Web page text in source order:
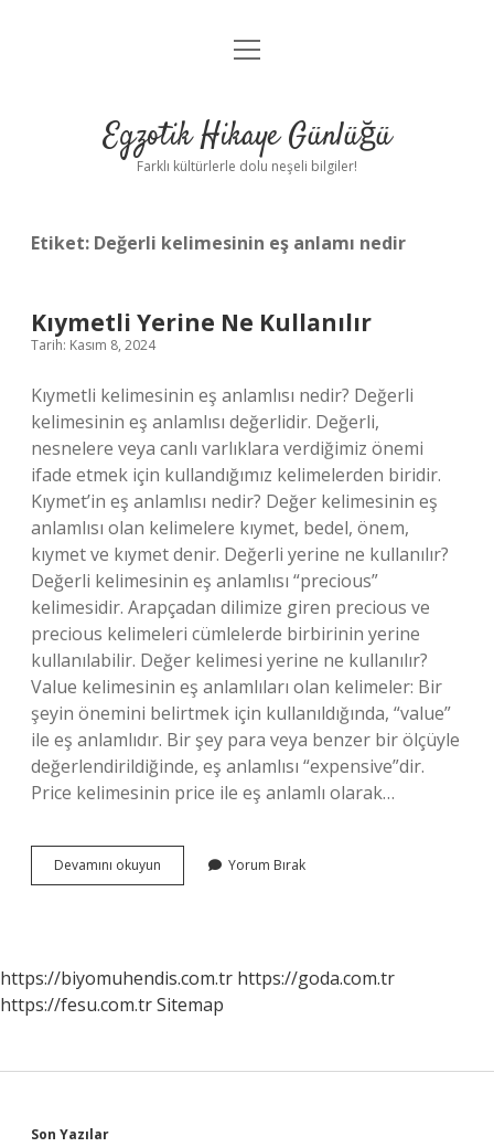
Anasayfa
Yasal Uyarı
menüyü
Egzotik Hikaye Günlüğü
Farklı kültürlerle dolu neşeli bilgiler!
Etiket: Değerli kelimesinin eş anlamı nedir
Kıymetli Yerine Ne Kullanılır
Tarih: Kasım 8, 2024
Kıymetli kelimesinin eş anlamlısı nedir? Değerli
kelimesinin eş anlamlısı değerlidir. Değerli,
nesnelere veya canlı varlıklara verdiğimiz önemi
ifade etmek için kullandığımız kelimelerden biridir.
Kıymet’in eş anlamlısı nedir? Değer kelimesinin eş
anlamlısı olan kelimelere kıymet, bedel, önem,
kıymet ve kıymet denir. Değerli yerine ne kullanılır?
Değerli kelimesinin eş anlamlısı “precious”
kelimesidir. Arapçadan dilimize giren precious ve
precious kelimeleri cümlelerde birbirinin yerine
kullanılabilir. Değer kelimesi yerine ne kullanılır?
Value kelimesinin eş anlamlıları olan kelimeler: Bir
şeyin önemini belirtmek için kullanıldığında, “value”
ile eş anlamlıdır. Bir şey para veya benzer bir ölçüyle
değerlendirildiğinde, eş anlamlısı “expensive”dir.
Price kelimesinin price ile eş anlamlı olarak…
Devamını okuyun
Yerine
Yorum Bırak
https://biyomuhendis.com.tr https://goda.com.tr
https://fesu.com.trSitemap
Son Yazılar